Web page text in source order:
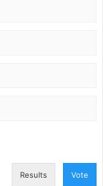
Results Vote